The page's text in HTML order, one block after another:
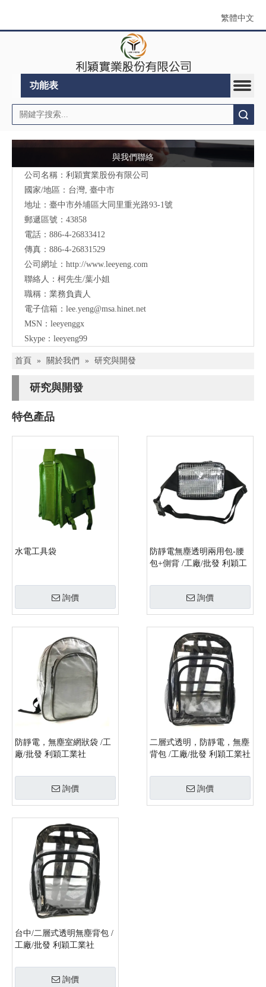
繁體中文
功能表
與我們聯絡
公司名稱：利穎實業股份有限公司
國家/地區：台灣, 臺中市
地址： 臺中市外埔區大同里重光路93-1號
郵遞區號：43858
電話：886-4-26833412
傳真：886-4-26831529
公司網址： http://www.leeyeng.com
聯絡人：柯先生/葉小姐
職稱：業務負責人
電子信箱：lee.yeng@msa.hinet.net
MSN：leeyenggx
Skype：leeyeng99
首頁 » 關於我們 » 研究與開發
研究與開發
特色產品
水電工具袋
詢價
防靜電無塵透明兩用包-腰
包+側背 /工廠/批發 利穎工
詢價
防靜電，無塵室網狀袋 /工
廠/批發 利穎工業社
詢價
二層式透明，防靜電，無塵
背包 /工廠/批發 利穎工業社
詢價
台中/二層式透明無塵背包 /
工廠/批發 利穎工業社
詢價